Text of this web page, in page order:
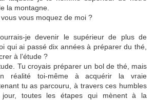
la montagne.
vous moquez de moi ?
je devenir le supérieur de plus de
qui ai passé dix années à préparer du thé,
à l’étude ?
Tu croyais préparer un bol de thé, mais
réalité toi-même à acquérir la vraie
tu as parcouru, à travers ces humbles
jour, toutes les étapes qui mènent à la